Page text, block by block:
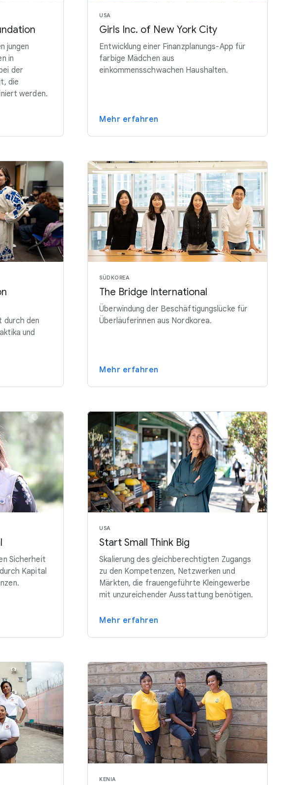
jungen
in
der
die
werden.
USA
Girls Inc. of New York City
Entwicklung einer Finanzplanungs-App für
farbige Mädchen aus
einkommensschwachen Haushalten.
Mehr erfahren
durch den
und
SÜDKOREA
The Bridge International
Überwindung der Beschäftigungslücke für
Überläuferinnen aus Nordkorea.
Mehr erfahren
Sicherheit
Kapital
USA
Start Small Think Big
Skalierung des gleichberechtigten Zugangs
zu den Kompetenzen, Netzwerken und
Märkten, die frauengeführte Kleingewerbe
mit unzureichender Ausstattung benötigen.
Mehr erfahren
KENIA